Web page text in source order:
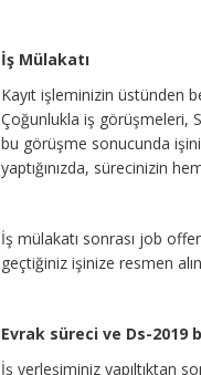
İş Mülakatı
Kayıt işleminizin üstünden
Çoğunlukla iş görüşmeleri,
bu görüşme sonucunda
yaptığınızda, sürecinizin
İş mülakatı sonrası job
geçtiğiniz işinize resmen
Evrak süreci ve Ds-2019
İş yerleşiminiz yapıltıktan